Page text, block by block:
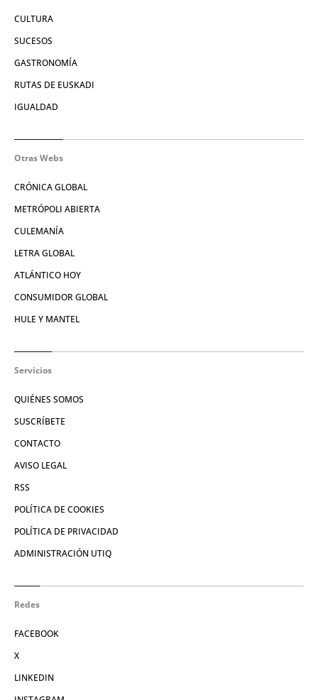
CULTURA
SUCESOS
GASTRONOMÍA
RUTAS DE EUSKADI
IGUALDAD
Otras Webs
CRÓNICA GLOBAL
METRÓPOLI ABIERTA
CULEMANÍA
LETRA GLOBAL
ATLÁNTICO HOY
CONSUMIDOR GLOBAL
HULE Y MANTEL
Servicios
QUIÉNES SOMOS
SUSCRÍBETE
CONTACTO
AVISO LEGAL
RSS
POLÍTICA DE COOKIES
POLÍTICA DE PRIVACIDAD
ADMINISTRACIÓN UTIQ
Redes
FACEBOOK
X
LINKEDIN